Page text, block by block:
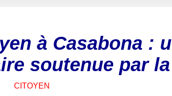
à Casabona :
soutenue par la
CITOYEN